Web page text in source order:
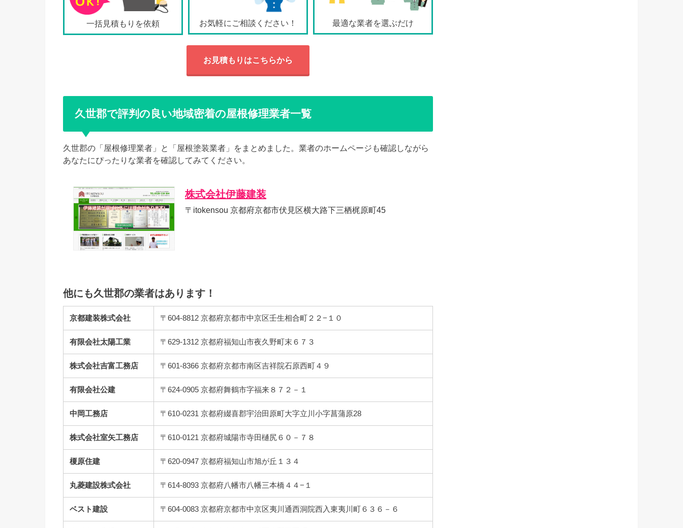
一括見積もりを依頼 お気軽にご相談ください！ 最適な業者を選ぶだけ
お見積もりはこちらから
久世郡で評判の良い地域密着の屋根修理業者一覧
久世郡の「屋根修理業者」と「屋根塗装業者」をまとめました。業者のホームページも確認しながら
あなたにぴったりな業者を確認してみてください。
株式会社伊藤建装
〒itokensou 京都府京都市伏見区横大路下三栖梶原町45
他にも久世郡の業者はあります！
京都建装株式会社 〒604-8812 京都府京都市中京区壬生相合町２２−１０
有限会社太陽工業 〒629-1312 京都府福知山市夜久野町末６７３
株式会社吉富工務店 〒601-8366 京都府京都市南区吉祥院石原西町４９
有限会社公建 〒624-0905 京都府舞鶴市字福来８７２－１
中岡工務店 〒610-0231 京都府綴喜郡宇治田原町大字立川小字菖蒲原28
株式会社室矢工務店 〒610-0121 京都府城陽市寺田樋尻６０－７８
榎原住建 〒620-0947 京都府福知山市旭が丘１３４
丸菱建設株式会社 〒614-8093 京都府八幡市八幡三本橋４４−１
ベスト建設 〒604-0083 京都府京都市中京区夷川通西洞院西入東夷川町６３６－６